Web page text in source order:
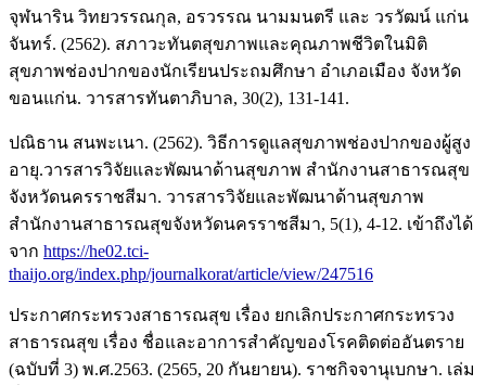
จุฬนาริน วิทยวรรณกุล, อรวรรณ นามมนตรี และ วรวัฒน์ แก่น
จันทร์. (2562). สภาวะทันตสุขภาพและคุณภาพชีวิตในมิติ
สุขภาพช่องปากของนักเรียนประถมศึกษา อำเภอเมือง จังหวัด
ขอนแก่น. วารสารทันตาภิบาล, 30(2), 131-141.
ปณิธาน สนพะเนา. (2562). วิธีการดูแลสุขภาพช่องปากของผู้สูง
อายุ.วารสารวิจัยและพัฒนาด้านสุขภาพ สำนักงานสาธารณสุข
จังหวัดนครราชสีมา. วารสารวิจัยและพัฒนาด้านสุขภาพ
สำนักงานสาธารณสุขจังหวัดนครราชสีมา, 5(1), 4-12. เข้าถึงได้
จาก https://he02.tci-
thaijo.org/index.php/journalkorat/article/view/247516
ประกาศกระทรวงสาธารณสุข เรื่อง ยกเลิกประกาศกระทรวง
สาธารณสุข เรื่อง ชื่อและอาการสำคัญของโรคติดต่ออันตราย
(ฉบับที่ 3) พ.ศ.2563. (2565, 20 กันยายน). ราชกิจจานุเบกษา. เล่ม